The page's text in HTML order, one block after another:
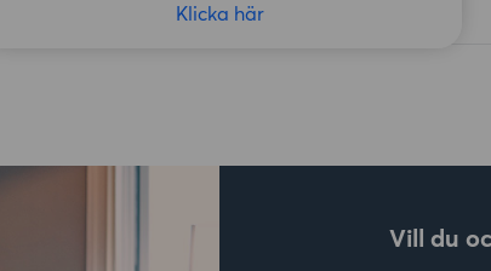
Klicka här
Vill du